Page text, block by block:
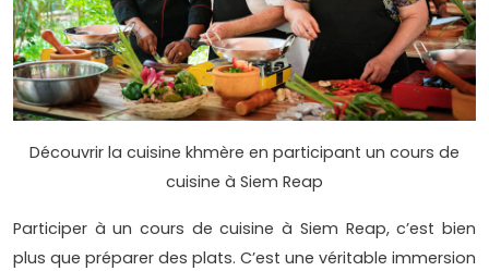
Découvrir la cuisine khmère en participant un cours de
cuisine à Siem Reap
Participer à un cours de cuisine à Siem Reap, c’est bien
plus que préparer des plats. C’est une véritable immersion